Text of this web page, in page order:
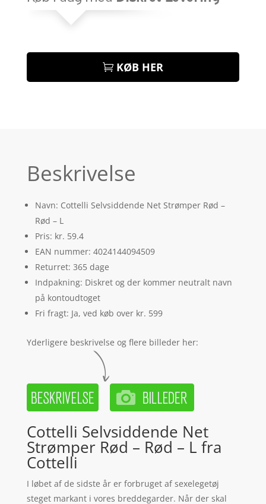
KØB HER
Beskrivelse
Navn: Cottelli Selvsiddende Net Strømper Rød –
Rød – L
Pris: kr. 59.4
EAN nummer: 4024144094509
Returret: 365 dage
Indpakning: Diskret og der kommer neutralt navn
på kontoudtoget
Fri fragt: Ja, ved køb over kr. 599
Yderligere beskrivelse og flere billeder her:
Cottelli Selvsiddende Net
Strømper Rød – Rød – L fra
Cottelli
I løbet af de sidste år er forbruget af sexelegetøj
steget markant i vores breddegarder. Når der skal